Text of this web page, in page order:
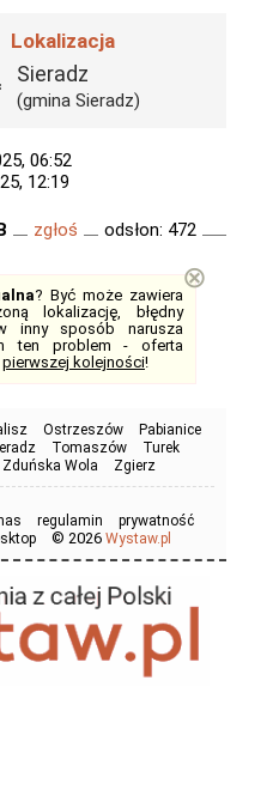
Lokalizacja
Sieradz
(gmina Sieradz)
06:52
12:19
zgłoś odsłon: 472
? Być może zawiera
lokalizację, błędny
inny sposób narusza
ten problem - oferta
pierwszej kolejności!
⊗
Ostrzeszów
Pabianice
Tomaszów
Turek
Zduńska Wola Zgierz
regulamin
prywatność
© 2026 Wystaw.pl